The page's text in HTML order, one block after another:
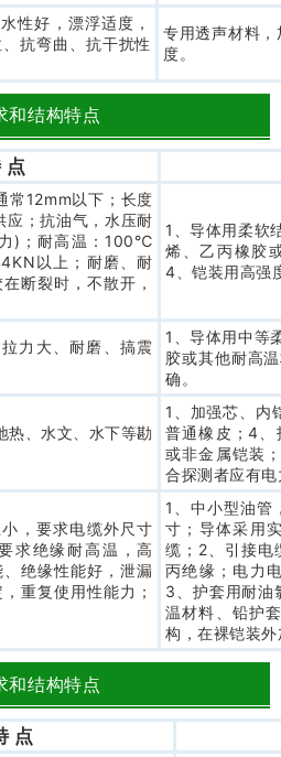
性好，漂浮适度，
抗弯曲、抗干扰性
专用透声材料
度。
和结构特点
点
常12mm以下；长度
；抗油气，水压耐
)；耐高温：100℃
以上；耐磨、耐
断裂时，不散开，
1、导体用柔软
烯、乙丙橡胶
4、铠装用高强
力大、耐磨、搞震
1、导体用中等
胶或其他耐高
确。
热、水文、水下等勘
1、加强芯、内
普通橡皮；4、
或非金属铠装
合探测者应有
，要求电缆外尺寸
求绝缘耐高温，高
绝缘性能好，泄漏
重复使用性能力；
1、中小型油管
寸；导体采用
缆；2、引接
丙绝缘；电力
3、护套用耐油
温材料、铅护
构，在裸铠装
和结构特点
点